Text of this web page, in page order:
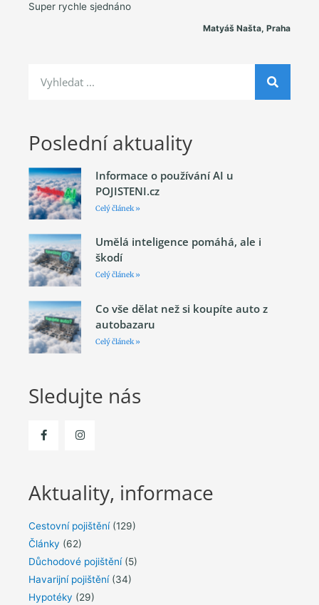
Super rychle sjednáno
Matyáš Našta, Praha
Poslední aktuality
Informace o používání AI u
POJISTENI.cz
Celý článek »
Umělá inteligence pomáhá, ale i
škodí
Celý článek »
Co vše dělat než si koupíte auto z
autobazaru
Celý článek »
Sledujte nás
Aktuality, informace
Cestovní pojištění(129)
Články (62)
Důchodové pojištění(5)
Havarijní pojištění(34)
Hypotéky (29)